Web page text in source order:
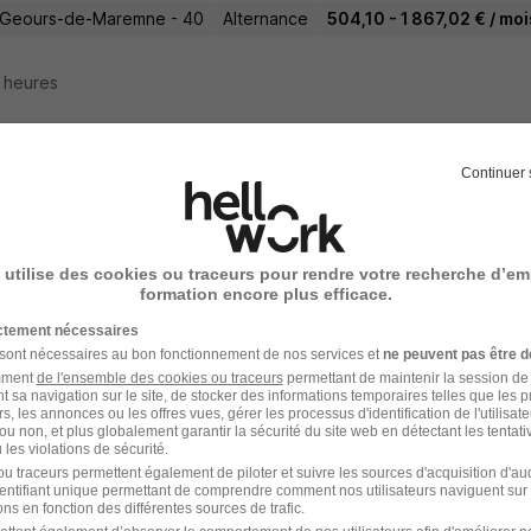
de-Maremne - 40 Alternance 504,10 - 1 867,02 € /
Qualité en Alternance H/F
- 40 Alternance 492,22 - 1 823,03 € / mois
heures
Aluminium Poseur de Menuiserie
Super recruteur
Continuer
utilise des cookies ou traceurs pour rendre votre recherche
formation encore plus efficace.
nécessaires
nécessaires au bon fonctionnement de nos services et ne peuvent pas être
de l'ensemble des cookies ou traceurspermettant de maintenir la session
sa navigation sur le site, de stocker des informations temporaires telles que les
les annonces ou les offres vues, gérer les processus d'identification de
non, et plus globalement garantir la sécurité du site web en détectant les
violations de sécurité.
traceurs permettent également de piloter et suivre les sources d'acquisition
unique permettant de comprendre comment nos utilisateurs naviguent sur
en fonction des différentes sources de trafic.